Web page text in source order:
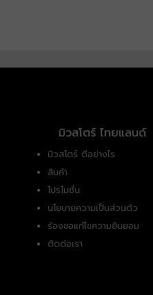
มิวสโตร์ ไทยแลนด์
มิวสโตร์ ดีอย่างไร
สินค้า
โปรโมชั่น
นโยบายความเป็นส่วนตัว
ร้องขอแก้ไขความยินยอม
ติดต่อเรา